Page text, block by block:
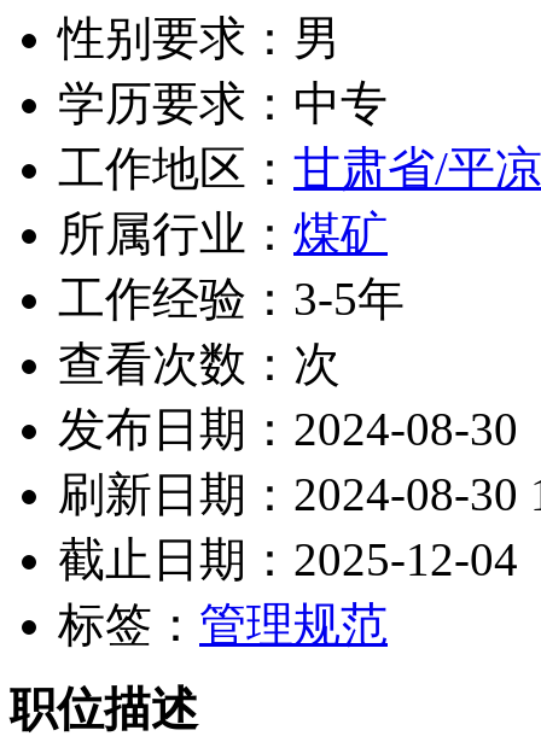
性别要求：男
学历要求：中专
工作地区： 甘肃省/平
所属行业： 煤矿
工作经验：3-5年
查看次数： 次
发布日期：2024-08-30
刷新日期：2024-08-30
截止日期：2025-12-04
标签： 管理规范
职位描述